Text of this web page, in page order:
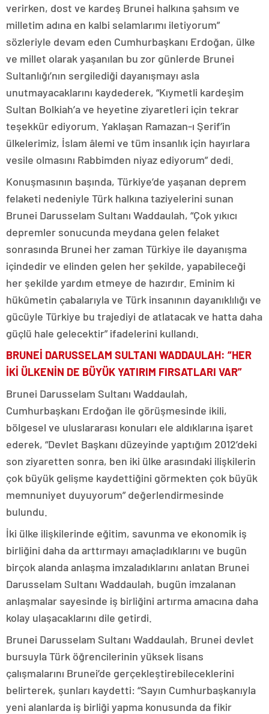
verirken, dost ve kardeş Brunei halkına şahsım ve
milletim adına en kalbi selamlarımı iletiyorum”
sözleriyle devam eden Cumhurbaşkanı Erdoğan, ülke
ve millet olarak yaşanılan bu zor günlerde Brunei
Sultanlığı’nın sergilediği dayanışmayı asla
unutmayacaklarını kaydederek, “Kıymetli kardeşim
Sultan Bolkiah’a ve heyetine ziyaretleri için tekrar
teşekkür ediyorum. Yaklaşan Ramazan-ı Şerif’in
ülkelerimiz, İslam âlemi ve tüm insanlık için hayırlara
vesile olmasını Rabbimden niyaz ediyorum” dedi.
Konuşmasının başında, Türkiye’de yaşanan deprem
felaketi nedeniyle Türk halkına taziyelerini sunan
Brunei Darusselam Sultanı Waddaulah, “Çok yıkıcı
depremler sonucunda meydana gelen felaket
sonrasında Brunei her zaman Türkiye ile dayanışma
içindedir ve elinden gelen her şekilde, yapabileceği
her şekilde yardım etmeye de hazırdır. Eminim ki
hükûmetin çabalarıyla ve Türk insanının dayanıklılığı ve
gücüyle Türkiye bu trajediyi de atlatacak ve hatta daha
güçlü hale gelecektir” ifadelerini kullandı.
BRUNEİ DARUSSELAM SULTANI WADDAULAH: “HER
İKİ ÜLKENİN DE BÜYÜK YATIRIM FIRSATLARI VAR”
Brunei Darusselam Sultanı Waddaulah,
Cumhurbaşkanı Erdoğan ile görüşmesinde ikili,
bölgesel ve uluslararası konuları ele aldıklarına işaret
ederek, “Devlet Başkanı düzeyinde yaptığım 2012’deki
son ziyaretten sonra, ben iki ülke arasındaki ilişkilerin
çok büyük gelişme kaydettiğini görmekten çok büyük
memnuniyet duyuyorum” değerlendirmesinde
bulundu.
İki ülke ilişkilerinde eğitim, savunma ve ekonomik iş
birliğini daha da arttırmayı amaçladıklarını ve bugün
birçok alanda anlaşma imzaladıklarını anlatan Brunei
Darusselam Sultanı Waddaulah, bugün imzalanan
anlaşmalar sayesinde iş birliğini artırma amacına daha
kolay ulaşacaklarını dile getirdi.
Brunei Darusselam Sultanı Waddaulah, Brunei devlet
bursuyla Türk öğrencilerinin yüksek lisans
çalışmalarını Brunei’de gerçekleştirebileceklerini
belirterek, şunları kaydetti: “Sayın Cumhurbaşkanıyla
yeni alanlarda iş birliği yapma konusunda da fikir